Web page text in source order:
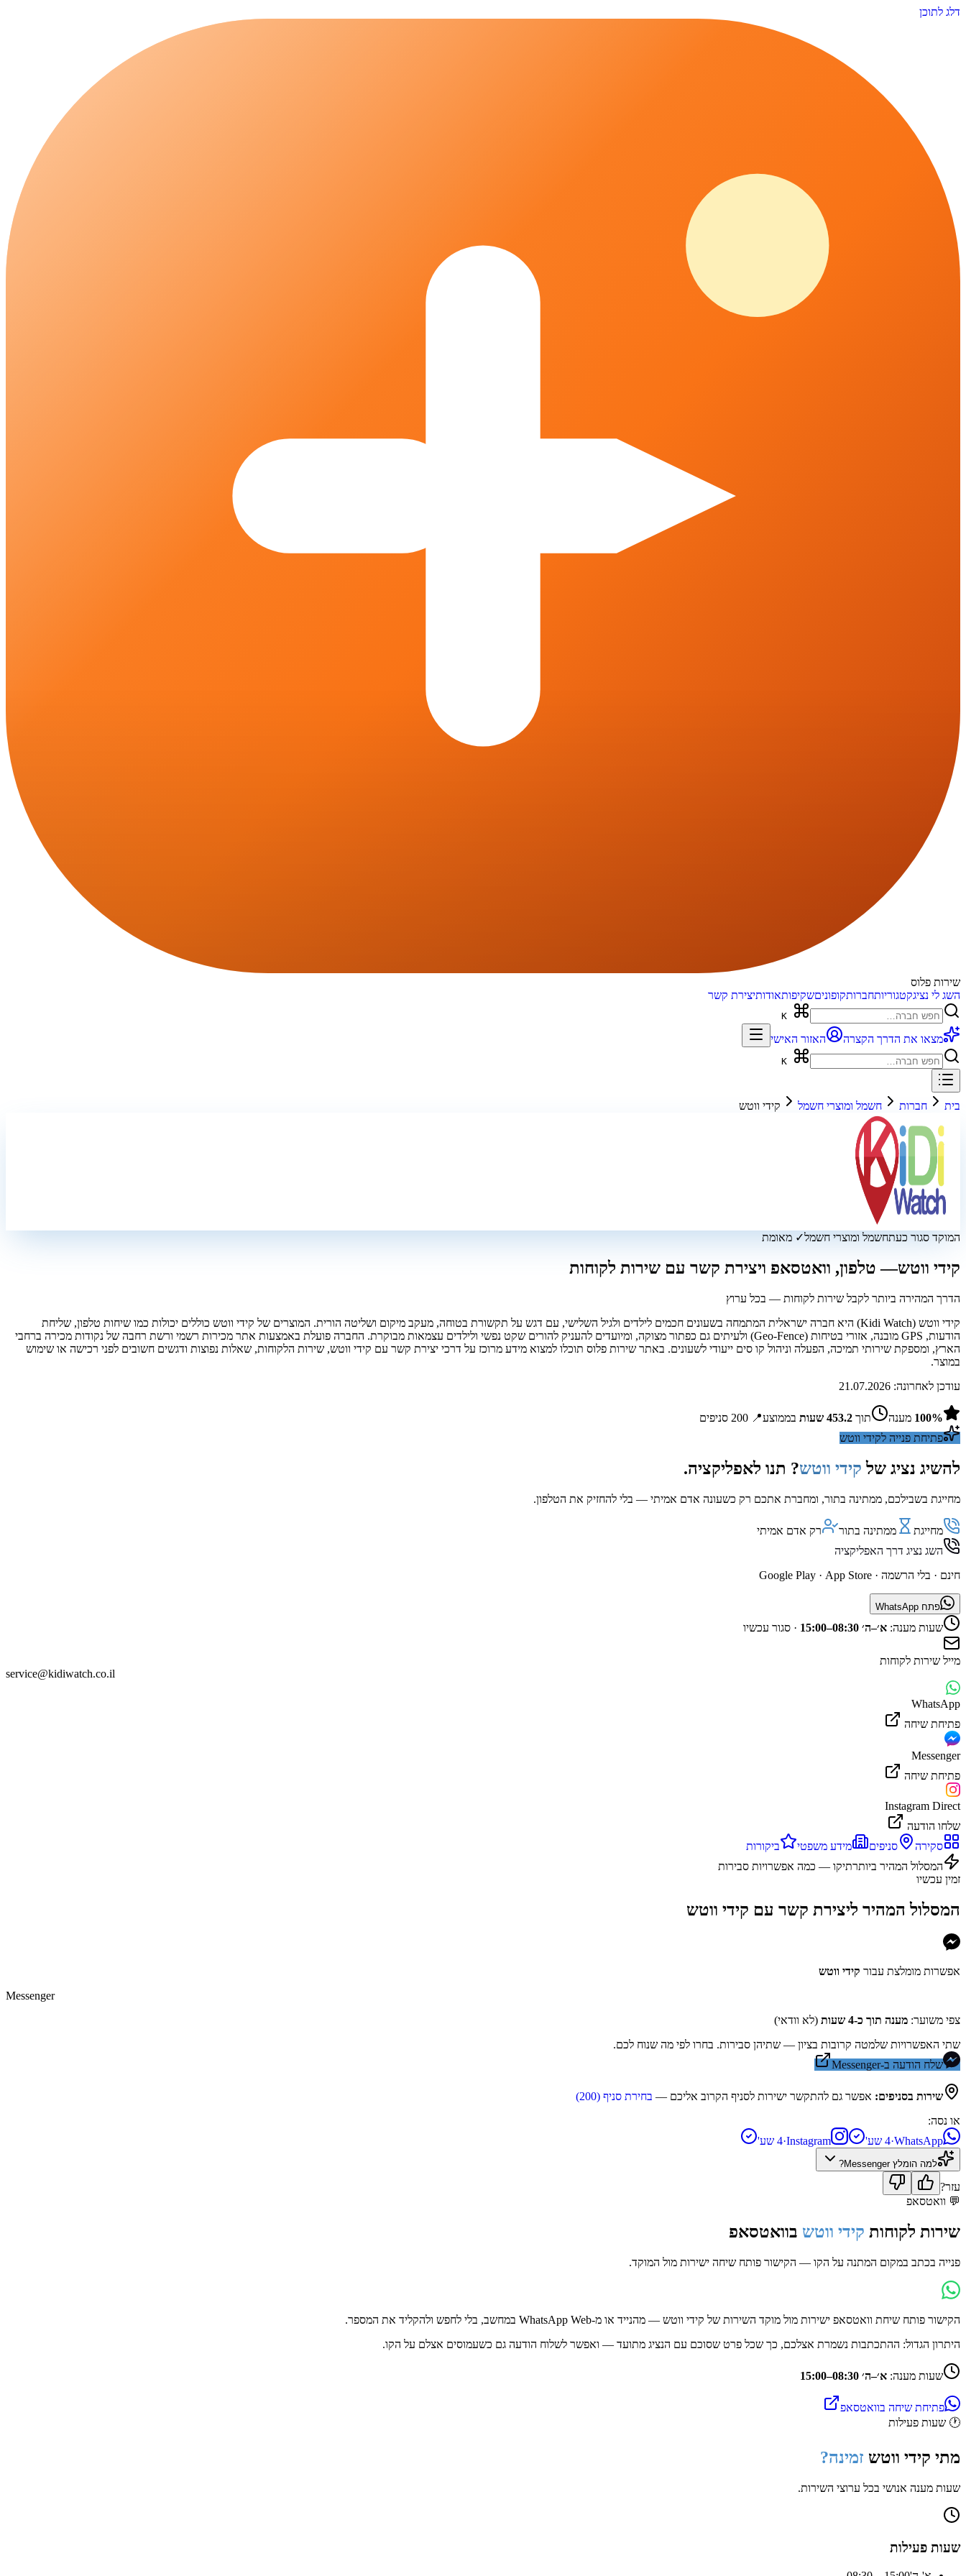
דלג לתוכן
שירות פלוס
השג לי נציגקטגוריותחברותקופוניםשקיפותאודותיצירת קשר
מצאו את הדרך הקצרה האזור האישי
בית חברות חשמל ומוצרי חשמל קידי ווטש
המוקד סגור כעתחשמל ומוצרי חשמל✓ מאומת
קידי ווטש— טלפון, וואטסאפ ויצירת קשר עם שירות לקוחות
הדרך המהירה ביותר לקבל שירות לקוחות — בכל ערוץ
קידי ווטש (Kidi Watch) היא חברה ישראלית המתמחה בשעונים חכמים לילדים ולגיל השלישי, עם דגש על תקשורת בטוחה, מעקב מיקום ושליטה הורית. המוצרים של קידי ווטש כוללים יכולות כמו שיחות טלפון, שליחת
הודעות, GPS מובנה, אזורי בטיחות (Geo-Fence) ולעיתים גם כפתור מצוקה, ומיועדים להעניק להורים שקט נפשי ולילדים עצמאות מבוקרת. החברה פועלת באמצעות אתר מכירות רשמי ורשת רחבה של נקודות מכירה ברחבי
הארץ, ומספקת שירותי תמיכה, הפעלה וניהול קו סים ייעודי לשעונים. באתר שירות פלוס תוכלו למצוא מידע מרוכז על דרכי יצירת קשר עם קידי ווטש, שירות הלקוחות, שאלות נפוצות ודגשים חשובים לפני רכישה או שימוש
במוצר.
עודכן לאחרונה: 21.07.2026
100% מענה תוך 453.2 שעות בממוצע📍
200 סניפים
פתיחת פנייה לקידי ווטש
להשיג נציג של קידי ווטש? תנו לאפליקציה.
מחייגת בשבילכם, ממתינה בתור, ומחברת אתכם רק כשעונה אדם אמיתי — בלי להחזיק את הטלפון.
מחייגת ממתינה בתור
רק אדם אמיתי
השג נציג דרך האפליקציה
חינם · בלי הרשמה · App Store
·
Google Play
פתח WhatsApp
שעות מענה: א׳–ה׳ 08:30–15:00 · סגור עכשיו
מייל שירות לקוחות
service@kidiwatch.co.il
WhatsApp
פתיחת שיחה
Messenger
פתיחת שיחה
Instagram Direct
שלחו הודעה
סקירה
סניפים מידע משפטי
ביקורות
המסלול המהיר ביותרתיקו — כמה אפשרויות סבירות
זמין עכשיו
המסלול המהיר ליצירת קשר עם קידי ווטש
אפשרות מומלצת עבור קידי ווטש
Messenger
צפי משוער: מענה תוך כ-4 שעות
(לא וודאי)
שתי האפשרויות שלמטה קרובות בציון — שתיהן סבירות. בחרו לפי מה שנוח לכם.
שלח הודעה ב-Messenger
שירות בסניפים: אפשר גם להתקשר ישירות לסניף הקרוב אליכם — בחירת סניף (200
)
או נסה:
WhatsApp
·4 שע' Instagram
·4 שע'
למה הומלץMessenger
?
עזר?
💬 וואטסאפ
שירות לקוחות קידי ווטש בוואטסאפ
פנייה בכתב במקום המתנה על הקו — הקישור פותח שיחה ישירות מול המוקד.
הקישור פותח שיחת וואטסאפ ישירות מול מוקד השירות של קידי ווטש — מהנייד או מ-WhatsApp Web במחשב, בלי לחפש ולהקליד את המספר.
היתרון הגדול: ההתכתבות נשמרת אצלכם, כך שכל פרט שסוכם עם הנציג מתועד — ואפשר לשלוח הודעה גם כשעמוסים אצלם על הקו.
שעות מענה: א׳–ה׳ 08:30–15:00
פתיחת שיחה בוואטסאפ
🕐 שעות פעילות
מתי קידי ווטש זמינה?
שעות מענה אנושי בכל ערוצי השירות.
שעות פעילות